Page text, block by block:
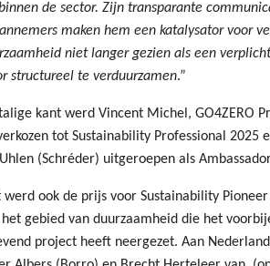
de sector. Zijn transparante
maken hem een katalysator voor
niet langer gezien als een
structureel te verduurzamen.”
kant werd Vincent Michel, GO4ZERO
tot Sustainability Professional 2025
(Schréder) uitgeroepen als
werd ook de prijs voor Sustainability
gebied van duurzaamheid die het
project heeft neergezet. Aan